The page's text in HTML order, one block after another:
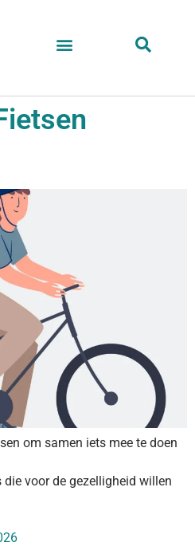
om samen iets mee te doen
voor de gezelligheid willen